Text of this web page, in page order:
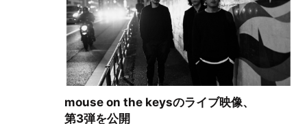
mouse on the keysのライブ映像、
第3弾を公開